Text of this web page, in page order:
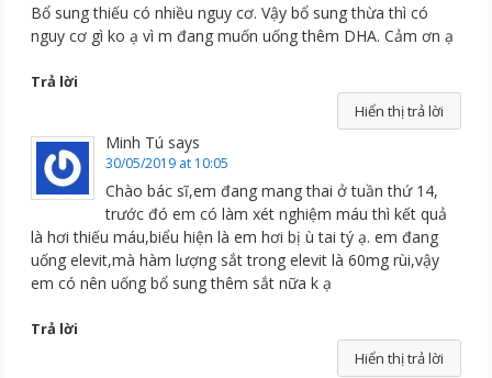
Bổ sung thiếu có nhiều nguy cơ. Vậy bổ sung thừa thì có
nguy cơ gì ko ạ vì m đang muốn uống thêm DHA. Cảm ơn ạ
Trả lời
Hiển thị trả lời
Minh Tú says
30/05/2019 at 10:05
Chào bác sĩ,em đang mang thai ở tuần thứ 14,
trước đó em có làm xét nghiệm máu thì kết quả
là hơi thiếu máu,biểu hiện là em hơi bị ù tai tý ạ. em đang
uống elevit,mà hàm lượng sắt trong elevit là 60mg rùi,vậy
em có nên uống bổ sung thêm sắt nữa k ạ
Trả lời
Hiển thị trả lời